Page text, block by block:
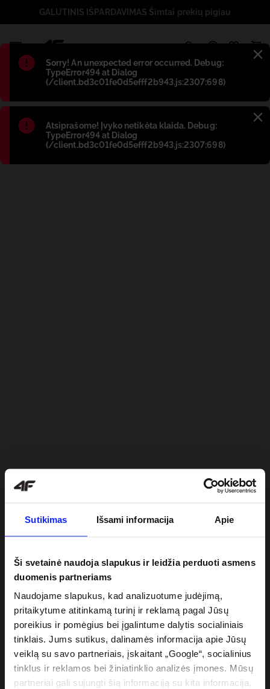
Sutikimas Išsami informacija Apie
Ši svetainė naudoja slapukus ir leidžia perduoti asmens
duomenis partneriams
Naudojame slapukus, kad analizuotume judėjimą,
pritaikytume atitinkamą turinį ir reklamą pagal Jūsų
poreikius ir pomėgius bei įgalintume dalytis socialiniais
tinklais. Jums sutikus, dalinamės informacija apie Jūsų
veiklą su savo partneriais, įskaitant „Google“, socialinius
tinklus ir reklamos bei žiniatinklio analizės įmones. Mūsų
partneriai gali sujungti šią informaciją su kita informacija,
Błąd:
Sorry! An unexpected error occurred. Debug:
TypeError494 at Dialog
(/client.bd3c01fe0d5efff2b943.js:2307:698)
Błąd:
Atsiprašome! Įvyko netikėta klaida. Debug:
TypeError494 at Dialog
(/client.bd3c01fe0d5efff2b943.js:2307:698)
GALUTINIS IŠPARDAVIMAS Šimtai prekių pigiau